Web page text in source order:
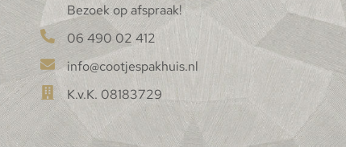
Bezoek op afspraak!
06 490 02 412
info@cootjespakhuis.nl
K.v.K. 08183729